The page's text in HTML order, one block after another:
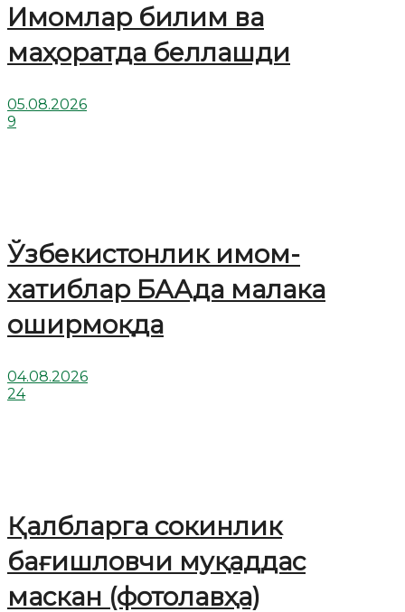
Имомлар билим ва
маҳоратда беллашди
05.08.2026
9
Ўзбекистонлик имом-
хатиблар БААда малака
оширмоқда
04.08.2026
24
Қалбларга сокинлик
бағишловчи муқаддас
маскан (фотолавҳа)